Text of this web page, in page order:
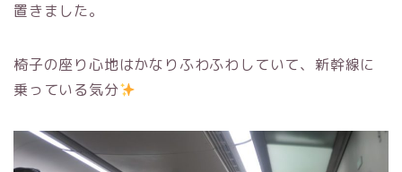
置きました。
椅子の座り心地はかなりふわふわしていて、新幹線に
乗っている気分